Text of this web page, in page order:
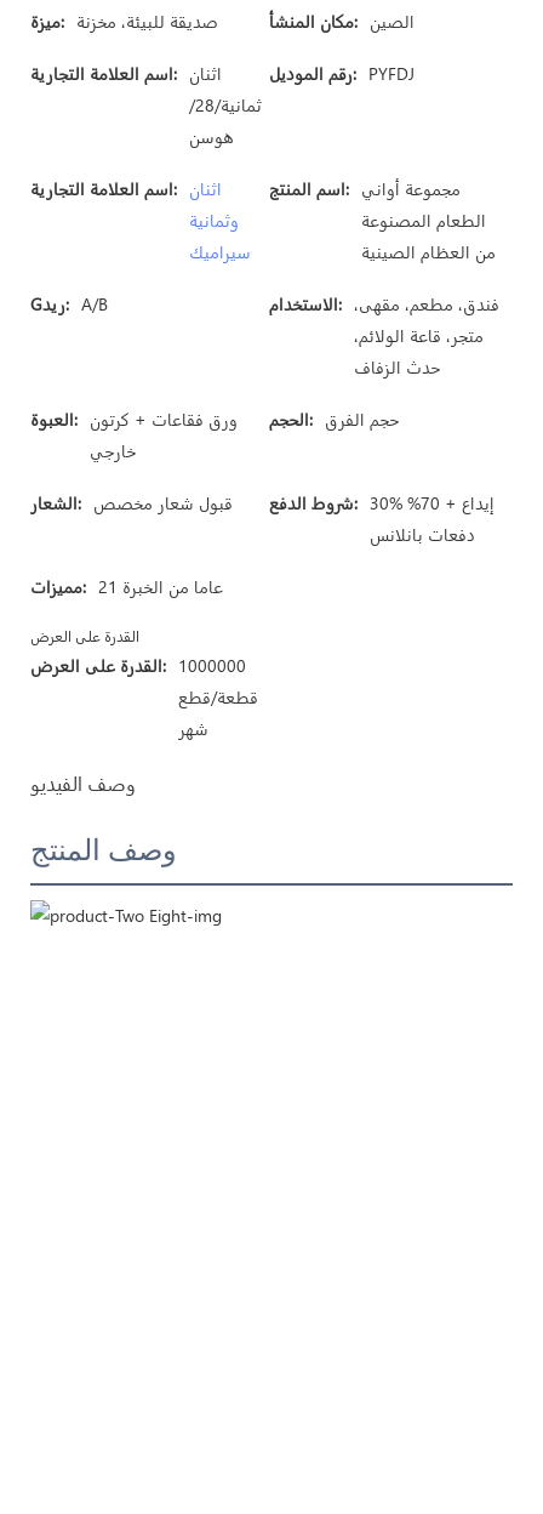
ميزة: صديقة للبيئة، مخزنة مكان المنشأ: الصين
اسم العلامة التجارية: اثنان
ثمانية/28/
هوسن
رقم الموديل: PYFDJ
اسم العلامة التجارية: اثنان
وثمانية
سيراميك
اسم المنتج: مجموعة أواني
الطعام المصنوعة
من العظام الصينية
Gريد: A/B الاستخدام: فندق، مطعم، مقهى،
متجر، قاعة الولائم،
حدث الزفاف
العبوة: ورق فقاعات + كرتون
خارجي
الحجم: حجم الفرق
الشعار: قبول شعار مخصص شروط الدفع: 30% إيداع + 70%
دفعات بانلانس
مميزات: 21 عاما من الخبرة
القدرة على العرض
القدرة على العرض: 1000000
قطعة/قطع
شهر
وصف الفيديو
وصف المنتج